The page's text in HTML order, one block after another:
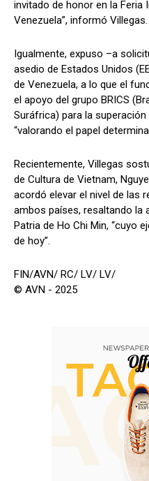
invitado de honor en la Feria
Venezuela”, informó Villegas.
Igualmente, expuso –a
asedio de Estados Unidos
de Venezuela, a lo que el
el apoyo del grupo BRICS
Suráfrica) para la
“valorando el papel
Recientemente, Villegas
de Cultura de Vietnam,
acordó elevar el nivel de las
ambos países, resaltando la
Patria de Ho Chi Min, “cuyo
de hoy”.
FIN/AVN/ RC/ LV/ LV/
© AVN - 2025